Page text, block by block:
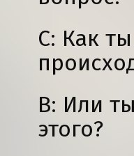
С: Как
В: Или
этого?